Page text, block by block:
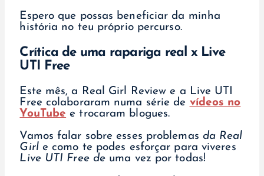
Espero que possas beneficiar da minha
história no teu próprio percurso.
Crítica de uma rapariga real x Live
UTI Free
Este mês, a Real Girl Review e a Live UTI
Free colaboraram numa série de vídeos no
YouTube e trocaram blogues.
Vamos falar sobre esses problemas da Real
Girle como te podes esforçar para viveres
Live UTI Free de uma vez por todas!